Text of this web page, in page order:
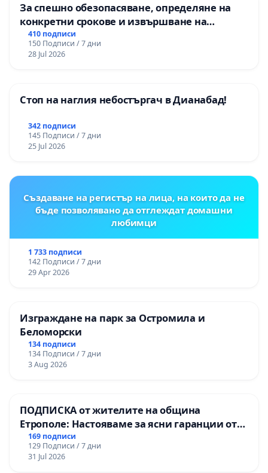
За спешно обезопасяване, определяне на
конкретни срокове и извършване на
цялостна рехабилитация на
републиканския път между пътен възел АМ
„Тракия“ - гр. Ихтиман - с. Мирово - к.к.
410 подписи
150 Подписи / 7 дни
28 Jul 2026
Стоп на наглия небостъргач в Дианабад!
342 подписи
145 Подписи / 7 дни
25 Jul 2026
Създаване на регистър на лица, на които да не
бъде позволявано да отглеждат домашни
любимци
1 733 подписи
142 Подписи / 7 дни
29 Apr 2026
Изграждане на парк за Остромила и
Беломорски
134 подписи
134 Подписи / 7 дни
3 Aug 2026
ПОДПИСКА от жителите на община
Етрополе: Настояваме за ясни гаранции от
“Елаците-МЕД” АД и от държавата, че ще се
изпълнят всички екологични норми!
169 подписи
129 Подписи / 7 дни
31 Jul 2026